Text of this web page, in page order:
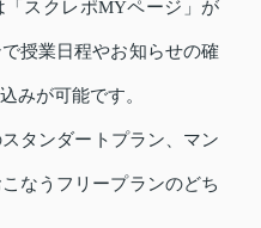
スクレポMYページ」が
授業日程やお知らせの確
みが可能です。
タンダートプラン、マン
なうフリープランのどち